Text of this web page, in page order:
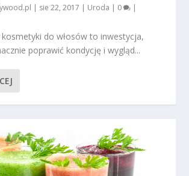
| sie 22, 2017 | Uroda | 0 |
do włosów to inwestycja,
poprawić kondycję i wygląd...